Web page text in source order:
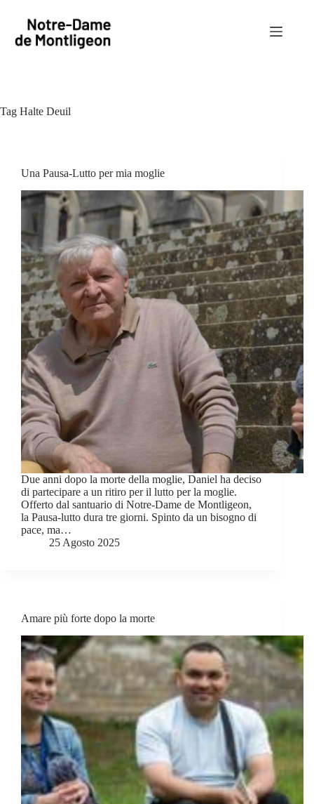
contenuto
Tag Halte Deuil
Una Pausa-Lutto per mia moglie
Due anni dopo la morte della moglie, Daniel ha deciso
di partecipare a un ritiro per il lutto per la moglie.
Offerto dal santuario di Notre-Dame de Montligeon,
la Pausa-lutto dura tre giorni. Spinto da un bisogno di
pace, ma…
25 Agosto 2025
Amare più forte dopo la morte